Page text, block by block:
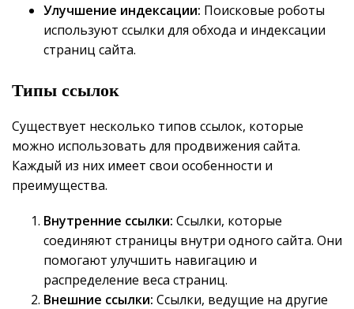
Улучшение индексации: Поисковые роботы
используют ссылки для обхода и индексации
страниц сайта.
Типы ссылок
Существует несколько типов ссылок, которые
можно использовать для продвижения сайта.
Каждый из них имеет свои особенности и
преимущества.
Внутренние ссылки: Ссылки, которые
соединяют страницы внутри одного сайта. Они
помогают улучшить навигацию и
распределение веса страниц.
Внешние ссылки: Ссылки, ведущие на другие